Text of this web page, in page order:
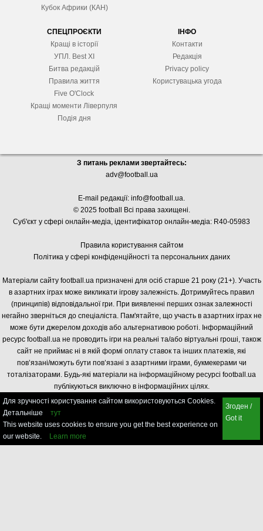
Кубок Африки (КАН)
СПЕЦПРОЄКТИ
Кращі в історії
УПЛ. Best XІ
Битва редакцій
Правила життя
Five O'Clock
Кращі моменти Ліверпуля
Подія дня
ІНФО
Контакти
Редакція
Privacy policy
Користувацька угода
З питань реклами звертайтесь:
adv@football.ua
E-mail редакції: info@football.ua.
© 2025 football Всі права захищені.
Суб'єкт у сфері онлайн-медіа, ідентифікатор онлайн-медіа: R40-05983
Правила користування сайтом
Політика у сфері конфіденційності та персональних даних
Матеріали сайту football.ua призначені для осіб старше 21 року (21+). Участь
в азартних іграх може викликати ігрову залежність. Дотримуйтесь правил
(принципів) відповідальної гри. При виявленні перших ознак залежності
негайно зверніться до спеціаліста. Пам'ятайте, що участь в азартних іграх не
може бути джерелом доходів або альтернативою роботі. Інформаційний
ресурс football.ua не проводить ігри на реальні та/або віртуальні гроші, також
сайт не приймає ні в якій формі оплату ставок та інших платежів, які
пов’язані/можуть бути пов’язані з азартними іграми, букмекерами чи
тоталізаторами. Будь-які матеріали на інформаційному ресурсі football.ua
публікуються виключно в інформаційних цілях.
Для зручності користування сайтом використовуються Cookies.
Детальніше
тут
This website uses cookies to ensure you get the best experience on
our website.
Learn more
Згоден /
Got it